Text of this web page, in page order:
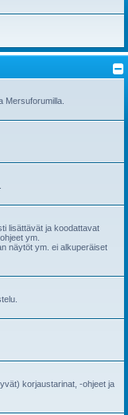
Mersuforumilla.
lisättävät ja koodattavat
ym.
näytöt ym. ei alkuperäiset
korjaustarinat, -ohjeet ja